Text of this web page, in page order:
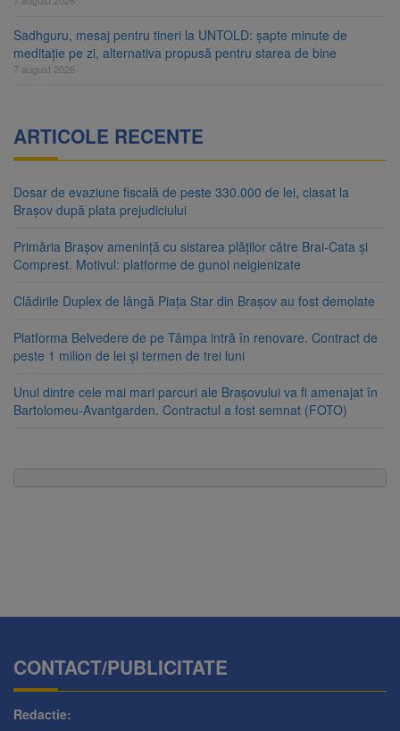
Sadhguru, mesaj pentru tineri la UNTOLD: șapte minute de
meditație pe zi, alternativa propusă pentru starea de bine
7 august 2026
ARTICOLE RECENTE
Dosar de evaziune fiscală de peste 330.000 de lei, clasat la
Brașov după plata prejudiciului
Primăria Brașov amenință cu sistarea plăților către Brai-Cata și
Comprest. Motivul: platforme de gunoi neigienizate
Clădirile Duplex de lângă Piața Star din Brașov au fost demolate
Platforma Belvedere de pe Tâmpa intră în renovare. Contract de
peste 1 milion de lei și termen de trei luni
Unul dintre cele mai mari parcuri ale Brașovului va fi amenajat în
Bartolomeu-Avantgarden. Contractul a fost semnat (FOTO)
CONTACT/PUBLICITATE
Redactie: